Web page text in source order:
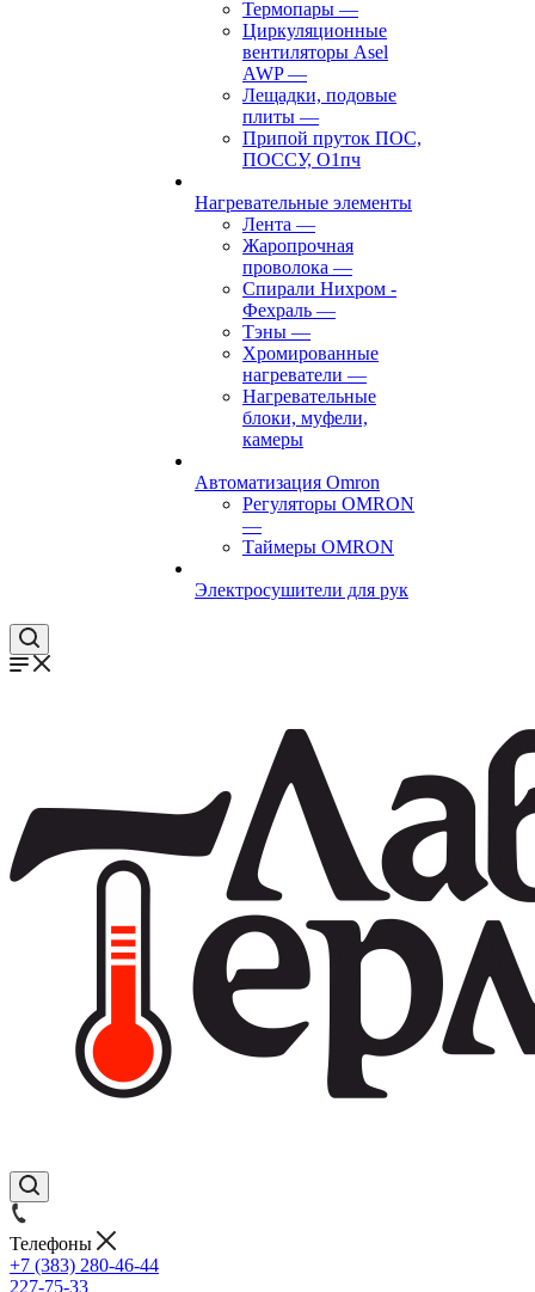
Термопары —
Циркуляционные
вентиляторы Asel
AWP—
Лещадки, подовые
плиты —
Припой пруток ПОС,
ПОССУ, О1пч
Нагревательные элементы
Лента —
Жаропрочная
проволока —
Спирали Нихром -
Фехраль —
Тэны —
Хромированные
нагреватели —
Нагревательные
блоки, муфели,
камеры
Автоматизация Omron
Регуляторы OMRON
—
Таймеры OMRON
Электросушители для рук
Телефоны
+7 (383) 280-46-44
227-75-33